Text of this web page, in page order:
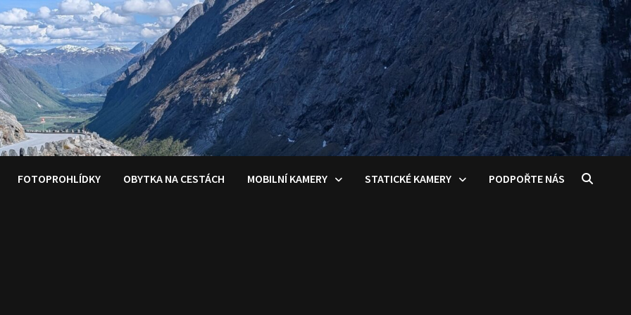
FOTOPROHLÍDKY OBYTKA NA CESTÁCH MOBILNÍ KAMERY STATICKÉ KAMERY PODPOŘTE NÁS